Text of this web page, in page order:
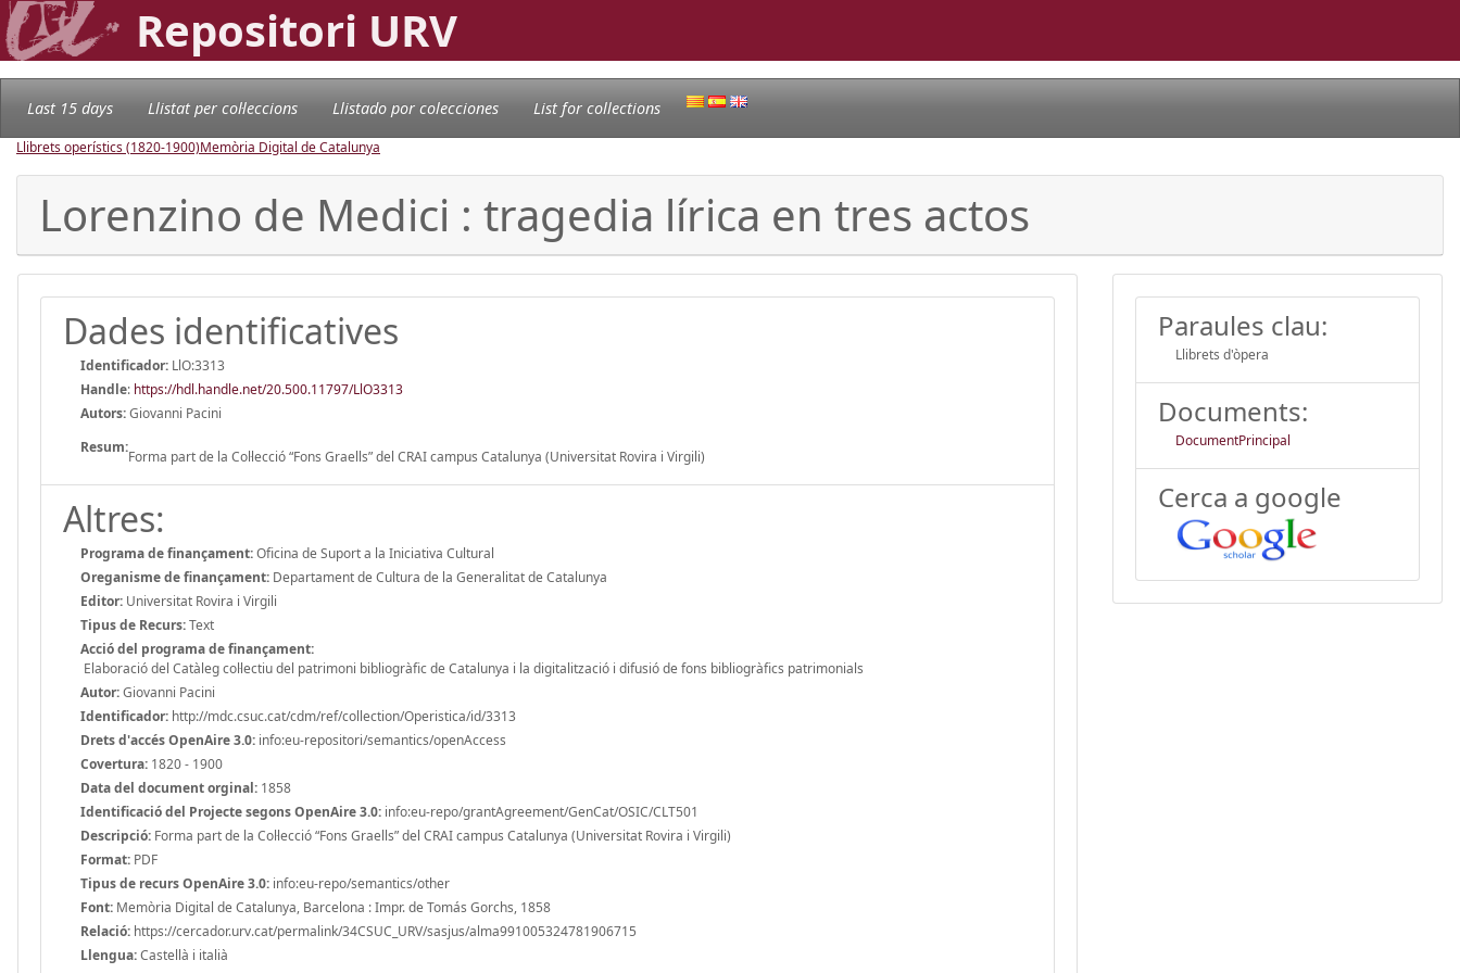
Repositori URV
Last 15 days Llistat per col·leccions Llistado por colecciones List for collections
Llibrets operístics (1820-1900)Memòria Digital de Catalunya
Lorenzino de Medici : tragedia lírica en tres actos
Dades identificatives
Identificador: LlO:3313
Handle: https://hdl.handle.net/20.500.11797/LlO3313
Autors:Giovanni Pacini
Resum:
Forma part de la Col·lecció “Fons Graells” del CRAI campus Catalunya (Universitat Rovira i Virgili)
Altres:
Programa de finançament:Oficina de Suport a la Iniciativa Cultural
Oreganisme de finançament: Departament de Cultura de la Generalitat de Catalunya
Editor: Universitat Rovira i Virgili
Tipus de Recurs:Text
Acció del programa de finançament:
Elaboració del Catàleg col·lectiu del patrimoni bibliogràfic de Catalunya i la digitalització i difusió de fons bibliogràfics patrimonials
Autor:Giovanni Pacini
Identificador: http://mdc.csuc.cat/cdm/ref/collection/Operistica/id/3313
Drets d'accés OpenAire 3.0: info:eu-repositori/semantics/openAccess
Covertura: 1820 - 1900
Data del document orginal: 1858
Identificació del Projecte segons OpenAire 3.0: info:eu-repo/grantAgreement/GenCat/OSIC/CLT501
Descripció: Forma part de la Col·lecció “Fons Graells” del CRAI campus Catalunya (Universitat Rovira i Virgili)
Format: PDF
Tipus de recurs OpenAire 3.0: info:eu-repo/semantics/other
Font: Memòria Digital de Catalunya, Barcelona : Impr. de Tomás Gorchs, 1858
Relació: https://cercador.urv.cat/permalink/34CSUC_URV/sasjus/alma991005324781906715
Llengua:Castellà i italià
Paraules clau:
Llibrets d'òpera
Documents:
DocumentPrincipal
Cerca a google